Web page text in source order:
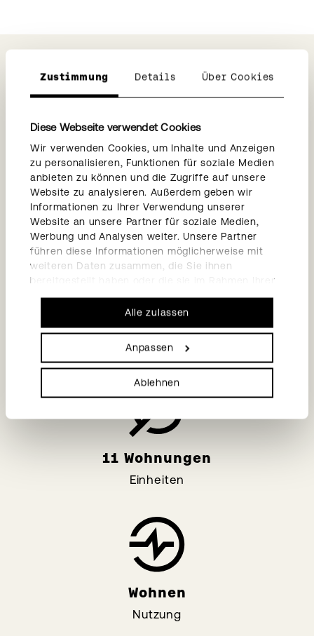
Zustimmung Details Über Cookies
Diese Webseite verwendet Cookies
Wir verwenden Cookies, um Inhalte und Anzeigen
zu personalisieren, Funktionen für soziale Medien
anbieten zu können und die Zugriffe auf unsere
Website zu analysieren. Außerdem geben wir
Informationen zu Ihrer Verwendung unserer
Website an unsere Partner für soziale Medien,
Werbung und Analysen weiter. Unsere Partner
führen diese Informationen möglicherweise mit
weiteren Daten zusammen, die Sie ihnen
bereitgestellt haben oder die sie im Rahmen Ihrer
Nutzung der Dienste gesammelt haben.
Alle zulassen
Anpassen
Ablehnen
Quickfacts
1931
Erstellungsjahr
Mandat
11 Wohnungen
Einheiten
Wohnen
Nutzung